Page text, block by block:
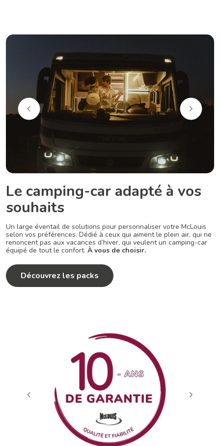
Le camping-car adapté à vos
souhaits
Un large éventail de solutions pour personnaliser votre McLouis
selon vos préférences. Dédié à ceux qui aiment le plein air, qui ne
renoncent pas aux vacances d’hiver, qui veulent un camping-car
équipé de tout le confort. À vous de choisir.
Découvrez les packs